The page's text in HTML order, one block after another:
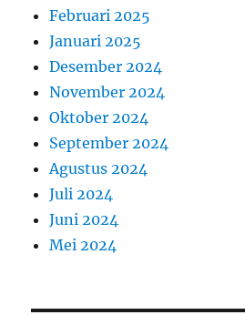
Februari 2025
Januari 2025
Desember 2024
November 2024
Oktober 2024
September 2024
Agustus 2024
Juli 2024
Juni 2024
Mei 2024